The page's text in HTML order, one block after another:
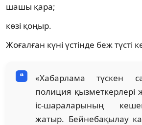
шашы қара;
көзі қоңыр.
Жоғалған күні үстінде беж түсті
«Хабарлама түскен
полиция қызметкерлері
іс-шараларының
жатыр. Бейнебақылау